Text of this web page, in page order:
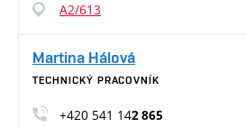
A2/613
Martina Hálová
TECHNICKÝ PRACOVNÍK
+420 541 142 865